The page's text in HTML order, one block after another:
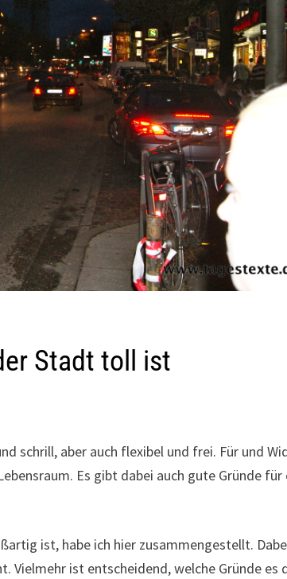
Stadt toll ist
schrill, aber auch flexibel und frei. Für und
Es gibt dabei auch gute Gründe für
ist, habe ich hier zusammengestellt.
Vielmehr ist entscheidend, welche Gründe es